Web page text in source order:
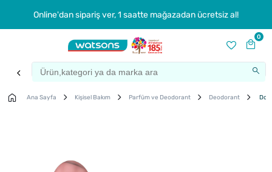
Online'dan sipariş ver, 1 saatte mağazadan ücretsiz al!
0
Ana Sayfa Kişisel Bakım Parfüm ve Deodorant Deodorant